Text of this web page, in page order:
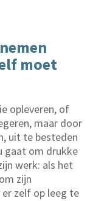
moet
opleveren, of
maar door
uit te besteden
gaat om drukke
werk: als het
zijn
zelf op leeg te